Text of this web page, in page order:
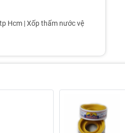
Hcm | Xốp thấm nước vệ